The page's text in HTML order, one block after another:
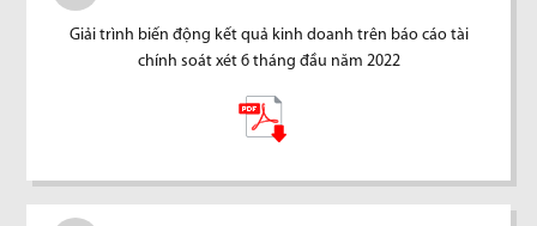
Giải trình biến động kết quả kinh doanh trên báo cáo tài
chính soát xét 6 tháng đầu năm 2022